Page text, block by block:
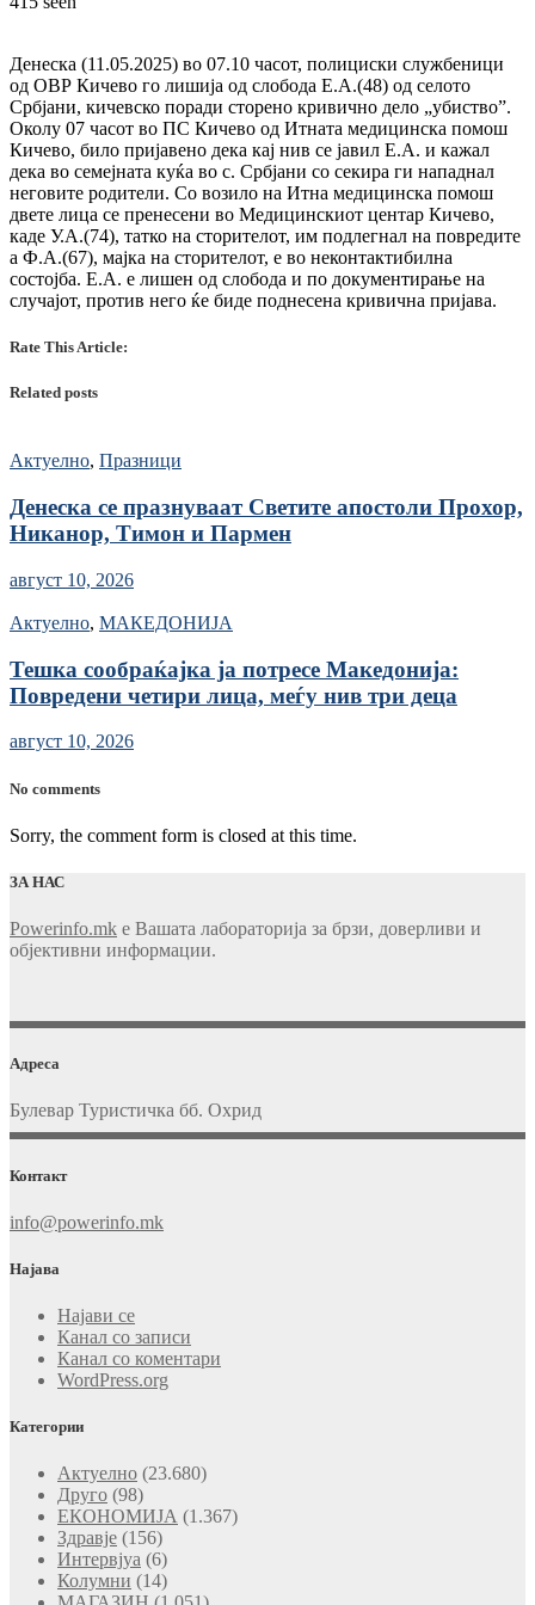
Денеска (11.05.2025) во 07.10 часот, полициски службеници
од ОВР Кичево го лишија од слобода Е.А.(48) од селото
Србјани, кичевско поради сторено кривично дело „убиство”.
Околу 07 часот во ПС Кичево од Итната медицинска помош
Кичево, било пријавено дека кај нив се јавил Е.А. и кажал
дека во семејната куќа во с. Србјани со секира ги нападнал
неговите родители. Со возило на Итна медицинска помош
двете лица се пренесени во Медицинскиот центар Кичево,
каде У.А.(74), татко на сторителот, им подлегнал на повредите
а Ф.А.(67), мајка на сторителот, е во неконтактибилна
состојба. Е.А. е лишен од слобода и по документирање на
случајот, против него ќе биде поднесена кривична пријава.
Rate This Article:
Related posts
Актуелно, Празници
Денеска се празнуваат Светите апостоли Прохор,
Никанор, Тимон и Пармен
август 10, 2026
Актуелно, МАКЕДОНИЈА
Тешка сообраќајка ја потресе Македонија:
Повредени четири лица, меѓу нив три деца
август 10, 2026
No comments
Sorry, the comment form is closed at this time.
ЗА НАС
Powerinfo.mk e Вашата лабораторија за брзи, доверливи и
објективни информации.
Адреса
Булевар Туристичка бб. Охрид
Контакт
info@powerinfo.mk
Најава
Најави се
Канал со записи
Канал со коментари
WordPress.org
Категории
Актуелно (23.680)
Друго (98)
ЕКОНОМИЈА (1.367)
Здравје (156)
Интервјуа (6)
Колумни (14)